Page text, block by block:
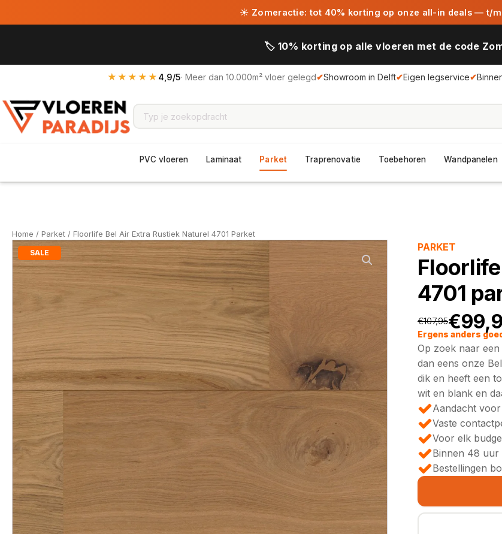
☀ Zomeractie: tot 40% korting op onze all-in deals — t/m
🏷️ 10% korting op alle vloeren met de code
★★★★★ 4,9/5· Meer dan 10.000m² vloer gelegd✔Showroom in Delft✔Eigen legservice✔
PVC vloeren Laminaat Parket Traprenovatie Toebehoren Wandpanelen
Home / Parket / Floorlife Bel Air Extra Rustiek Naturel 4701 Parket
SALE PARKET
4701
€107,95
prijs
was:
€107,95.
€
Huidige
prijs
is:
€99,95.
Ergens anders
Op zoek naar
dan eens onze
dik en heeft een
wit en blank en
Aandacht
Vaste
Voor elk
Binnen 48 uur
Bestellingen